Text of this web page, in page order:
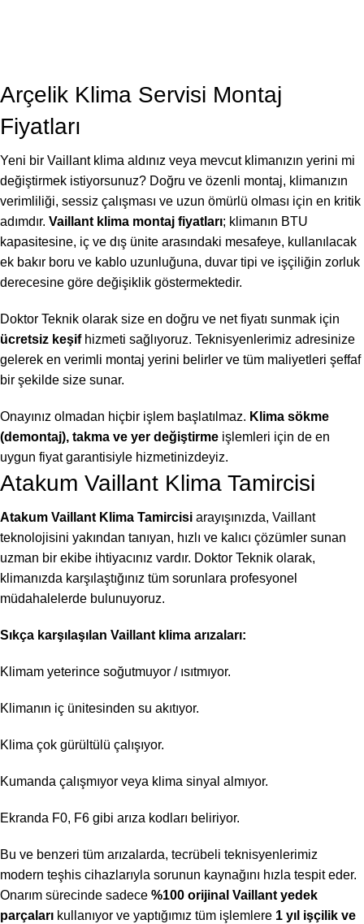
Arçelik Klima Servisi Montaj
Fiyatları
Yeni bir Vaillant klima aldınız veya mevcut klimanızın yerini mi
değiştirmek istiyorsunuz? Doğru ve özenli montaj, klimanızın
verimliliği, sessiz çalışması ve uzun ömürlü olması için en kritik
adımdır. Vaillant klima montaj fiyatları; klimanın BTU
kapasitesine, iç ve dış ünite arasındaki mesafeye, kullanılacak
ek bakır boru ve kablo uzunluğuna, duvar tipi ve işçiliğin zorluk
derecesine göre değişiklik göstermektedir.
Doktor Teknik olarak size en doğru ve net fiyatı sunmak için
ücretsiz keşifhizmeti sağlıyoruz. Teknisyenlerimiz adresinize
gelerek en verimli montaj yerini belirler ve tüm maliyetleri şeffaf
bir şekilde size sunar.
Onayınız olmadan hiçbir işlem başlatılmaz. Klima sökme
(demontaj), takma ve yer değiştirme işlemleri için de en
uygun fiyat garantisiyle hizmetinizdeyiz.
Atakum Vaillant Klima Tamircisi
Atakum Vaillant Klima Tamircisi arayışınızda, Vaillant
teknolojisini yakından tanıyan, hızlı ve kalıcı çözümler sunan
uzman bir ekibe ihtiyacınız vardır. Doktor Teknik olarak,
klimanızda karşılaştığınız tüm sorunlara profesyonel
müdahalelerde bulunuyoruz.
Sıkça karşılaşılan Vaillant klima arızaları:
Klimam yeterince soğutmuyor / ısıtmıyor.
Klimanın iç ünitesinden su akıtıyor.
Klima çok gürültülü çalışıyor.
Kumanda çalışmıyor veya klima sinyal almıyor.
Ekranda F0, F6 gibi arıza kodları beliriyor.
Bu ve benzeri tüm arızalarda, tecrübeli teknisyenlerimiz
modern teşhis cihazlarıyla sorunun kaynağını hızla tespit eder.
Onarım sürecinde sadece %100 orijinal Vaillant yedek
parçaları kullanıyor ve yaptığımız tüm işlemlere 1 yıl işçilik ve